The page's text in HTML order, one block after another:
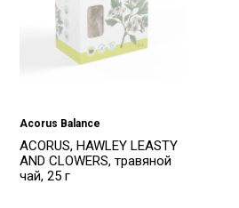
Acorus Balance
ACORUS, HAWLEY LEASTY
AND CLOWERS, травяной
чай, 25 г